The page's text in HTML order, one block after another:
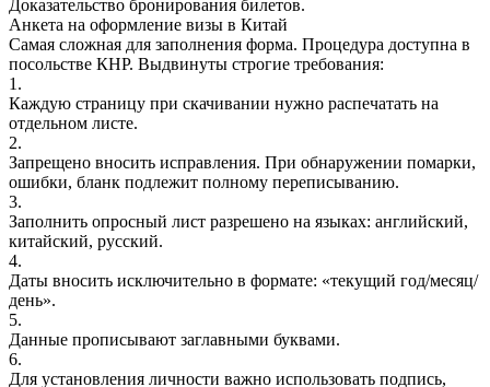
Доказательство бронирования билетов.
Анкета на оформление визы в Китай
Самая сложная для заполнения форма. Процедура доступна в
посольстве КНР. Выдвинуты строгие требования:
1.
Каждую страницу при скачивании нужно распечатать на
отдельном листе.
2.
Запрещено вносить исправления. При обнаружении помарки,
ошибки, бланк подлежит полному переписыванию.
3.
Заполнить опросный лист разрешено на языках: английский,
китайский, русский.
4.
Даты вносить исключительно в формате: «текущий год/месяц/
день».
5.
Данные прописывают заглавными буквами.
6.
Для установления личности важно использовать подпись,